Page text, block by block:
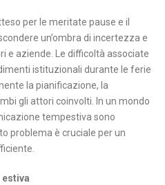
per le meritate pause e il
un’ombra di incertezza e
e aziende. Le difficoltà associate
istituzionali durante le ferie
la pianificazione, la
gli attori coinvolti. In un mondo
tempestiva sono
problema è cruciale per un
estiva